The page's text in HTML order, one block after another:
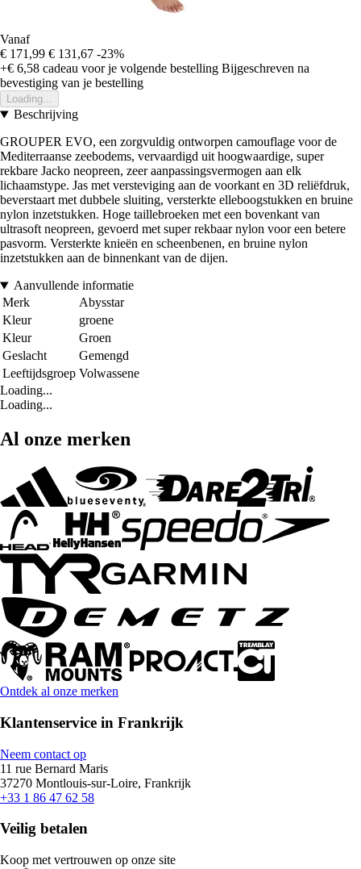
Vanaf
€ 171,99 € 131,67 -23%
+€ 6,58 cadeau voor je volgende bestelling Bijgeschreven na
bevestiging van je bestelling
Loading...
Beschrijving
GROUPER EVO, een zorgvuldig ontworpen camouflage voor de
Mediterraanse zeebodems, vervaardigd uit hoogwaardige, super
rekbare Jacko neopreen, zeer aanpassingsvermogen aan elk
lichaamstype. Jas met versteviging aan de voorkant en 3D reliëfdruk,
beverstaart met dubbele sluiting, versterkte elleboogstukken en bruine
nylon inzetstukken. Hoge taillebroeken met een bovenkant van
ultrasoft neopreen, gevoerd met super rekbaar nylon voor een betere
pasvorm. Versterkte knieën en scheenbenen, en bruine nylon
inzetstukken aan de binnenkant van de dijen.
Aanvullende informatie
Merk
Abysstar
Kleur
groene
Kleur
Groen
Geslacht
Gemengd
Leeftijdsgroep Volwassene
Loading...
Loading...
Al onze merken
Ontdek al onze merken
Klantenservice in Frankrijk
Neem contact op
11 rue Bernard Maris
37270 Montlouis-sur-Loire, Frankrijk
+33 1 86 47 62 58
Veilig betalen
Koop met vertrouwen op onze site